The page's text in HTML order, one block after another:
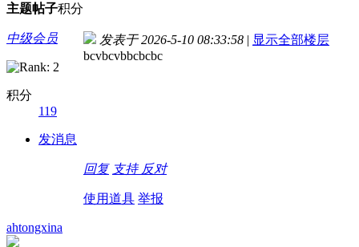
主题帖子积分
中级会员
积分
119
发消息
发表于 2026-5-10 08:33:58 | 显示全部楼层
bcvbcvbbcbcbc
回复 支持 反对
使用道具 举报
ahtongxina